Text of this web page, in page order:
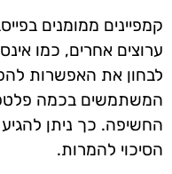
קמפיינים ממומנים
ערוצים אחרים, כמו
לבחון את האפשרות
המשתמשים בכמה
החשיפה. כך ניתן
הסיכוי להמרות.